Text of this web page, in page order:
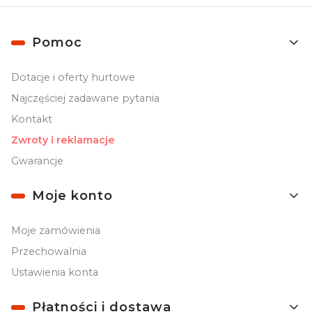
Linki w stopce
Pomoc
Dotacje i oferty hurtowe
Najczęściej zadawane pytania
Kontakt
Zwroty i reklamacje
Gwarancje
Moje konto
Moje zamówienia
Przechowalnia
Ustawienia konta
Płatności i dostawa